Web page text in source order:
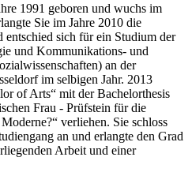
1991 geboren und wuchs im
Sie im Jahre 2010 die
sich für ein Studium der
und Kommunikations- und
an der
im selbigen Jahr. 2013
of Arts“ mit der Bachelorthesis
Frau - Prüfstein für die
verliehen. Sie schloss
an und erlangte den Grad
Arbeit und einer